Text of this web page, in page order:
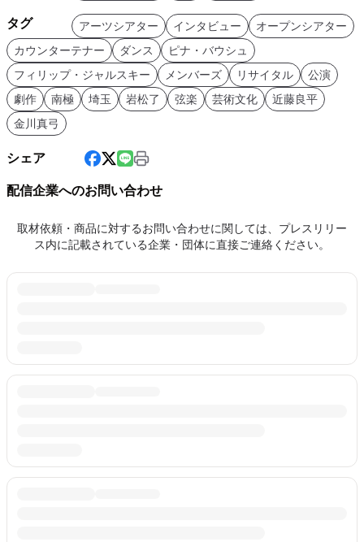
タグ アーツシアター インタビュー
オープンシアター
カウンターテナー
ダンス
ピナ・バウシュ
フィリップ・ジャルスキー
メンバーズ リサイタル
公演
劇作
南極 埼玉 岩松了 弦楽 芸術文化
近藤良平
金川真弓
シェア
配信企業へのお問い合わせ
取材依頼・商品に対するお問い合わせに関しては、プレスリリー
ス内に記載されている企業・団体に直接ご連絡ください。